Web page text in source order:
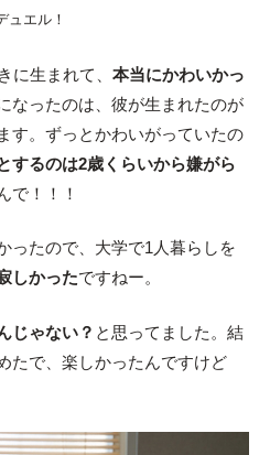
ュエル！
に生まれて、 本当にかわいかっ
なったのは、彼が生まれたのが
す。ずっとかわいがっていたの
するのは2歳くらいから嫌がら
で！！！
ったので、大学で1人暮らしを
しかったですねー。
じゃない？ と思ってました。結
たで、楽しかったんですけど